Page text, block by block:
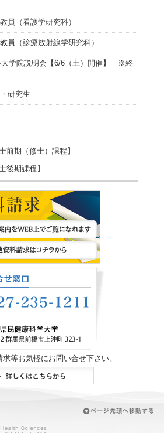
員（看護学研究科）
員（診療放射線学研究科）
大学院説明会【6/6（土）開催】 ※終
研究生
前期（修士）課程】
後期課程】
等お気軽にお問い合せ下さい。